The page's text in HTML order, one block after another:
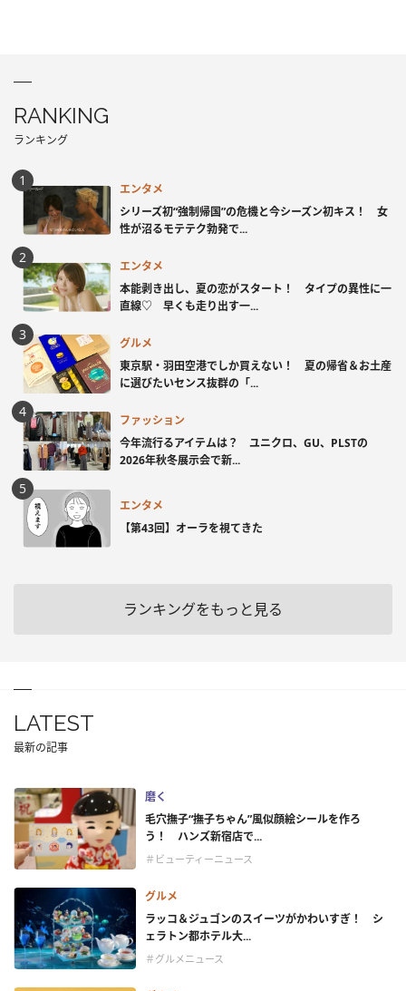
RANKING
ランキング
エンタメ
シリーズ初“強制帰国”の危機と今シーズン初キス！ 女
性が沼るモテテク勃発で...
エンタメ
本能剥き出し、夏の恋がスタート！ タイプの異性に一
直線♡ 早くも走り出す一...
グルメ
東京駅・羽田空港でしか買えない！ 夏の帰省＆お土産
に選びたいセンス抜群の「...
ファッション
今年流行るアイテムは？ ユニクロ、GU、PLSTの
2026年秋冬展示会で新...
エンタメ
【第43回】オーラを視てきた
ランキングをもっと見る
LATEST
最新の記事
磨く
毛穴撫子“撫子ちゃん”風似顔絵シールを作ろ
う！ ハンズ新宿店で...
＃ビューティーニュース
グルメ
ラッコ＆ジュゴンのスイーツがかわいすぎ！ シ
ェラトン都ホテル大...
＃グルメニュース